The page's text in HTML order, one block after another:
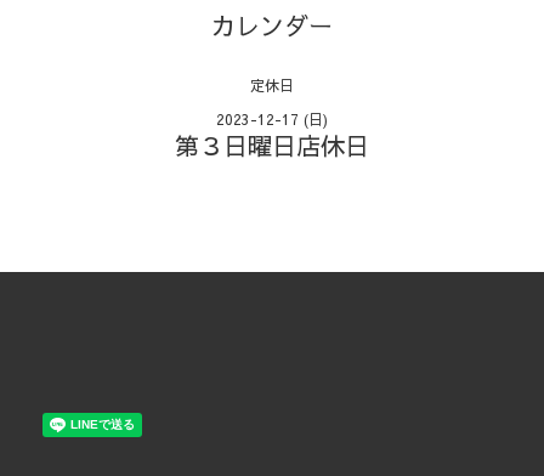
カレンダー
定休日
2023-12-17 (日)
第３日曜日店休日